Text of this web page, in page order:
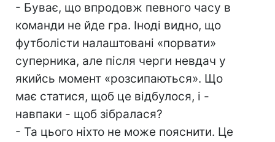
- Буває, що впродовж певного часу в
команди не йде гра. Іноді видно, що
футболісти налаштовані «порвати»
суперника, але після черги невдач у
якийсь момент «розсипаються». Що
має статися, щоб це відбулося, і -
навпаки - щоб зібралася?
- Та цього ніхто не може пояснити. Це